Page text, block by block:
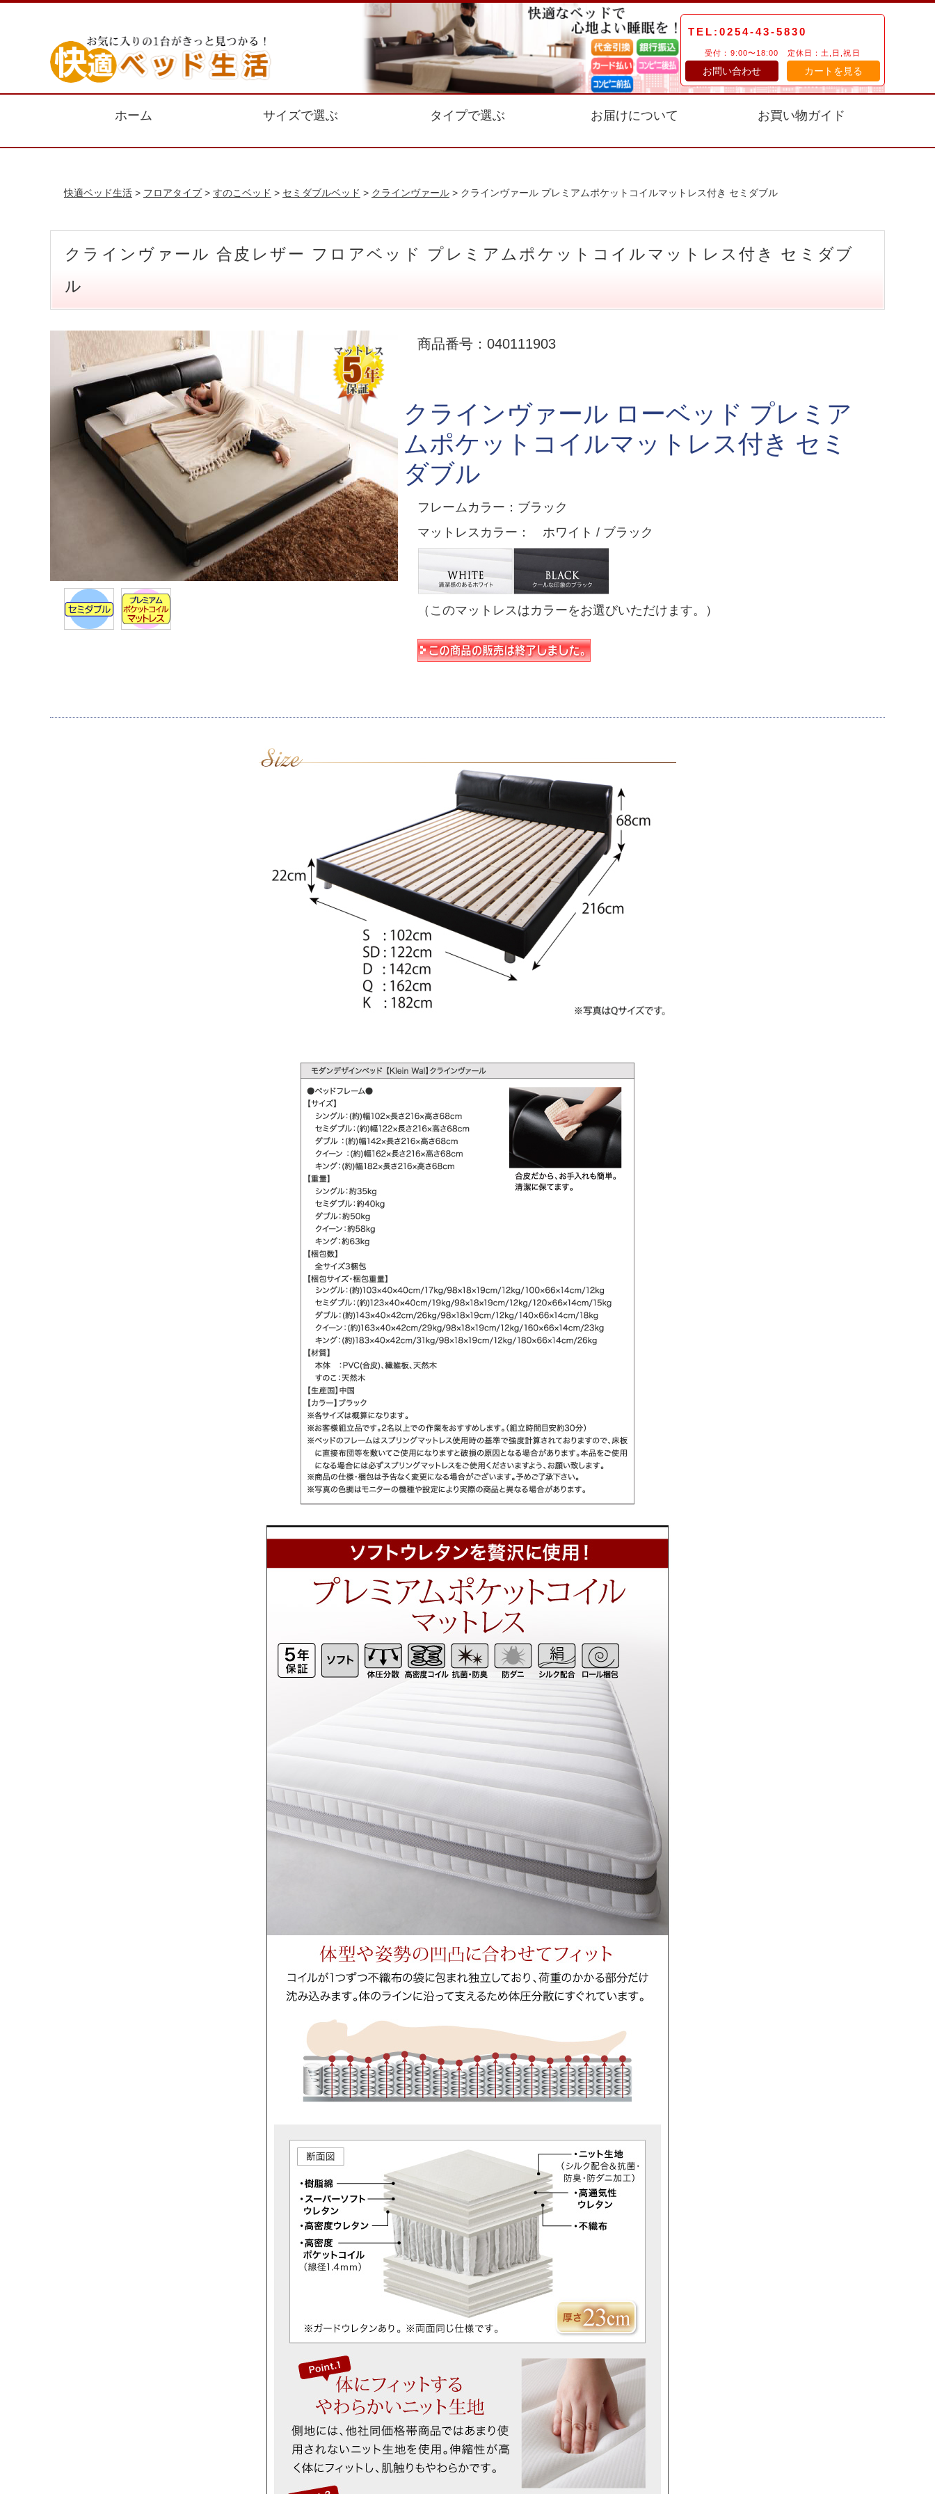
TEL:0254-43-5830
受付：9:00〜18:00 定休日：土,日,祝日
お問い合わせ カートを見る
ホーム サイズで選ぶ タイプで選ぶ お届けについて お買い物ガイド
快適ベッド生活 > フロアタイプ> すのこベッド > セミダブルベッド > クラインヴァール > クラインヴァール プレミアムポケットコイルマットレス付き セミダブル
クラインヴァール 合皮レザー フロアベッド プレミアムポケットコイルマットレス付き セミダブ
ル
商品番号：040111903
クラインヴァール ローベッド プレミア
ムポケットコイルマットレス付き セミ
ダブル
フレームカラー：ブラック
マットレスカラー： ホワイト / ブラック
（このマットレスはカラーをお選びいただけます。）